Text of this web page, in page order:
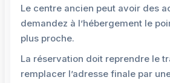
Le centre ancien peut avoir des
demandez à l’hébergement le
plus proche.
La réservation doit reprendre le
remplacer l’adresse finale par